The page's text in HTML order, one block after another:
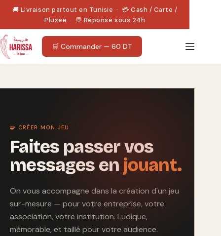
Passer🚚 Livraison partout en Tunisie · 💳 Cash / Carte /
Pluxee · 💬 Réponse sous 24h
🛒 Commander — 60 DT
🧩 CRÉER MON JEU
Faites passer vos
messages en jouant.
On vous accompagne dans la création d'un jeu
sur-mesure — pour votre entreprise, votre
association, votre institution. Ludique,
mémorable, et taillé pour votre audience.